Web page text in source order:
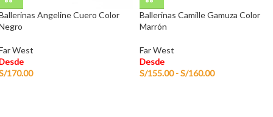
Angeline Cuero Color
West
170.00
Ballerinas Camille Gamuza Color
Marrón
Far West
Desde
S/155.00 -S/160.00